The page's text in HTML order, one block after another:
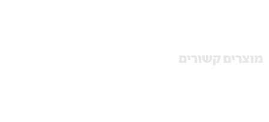
מוצרים קשורים